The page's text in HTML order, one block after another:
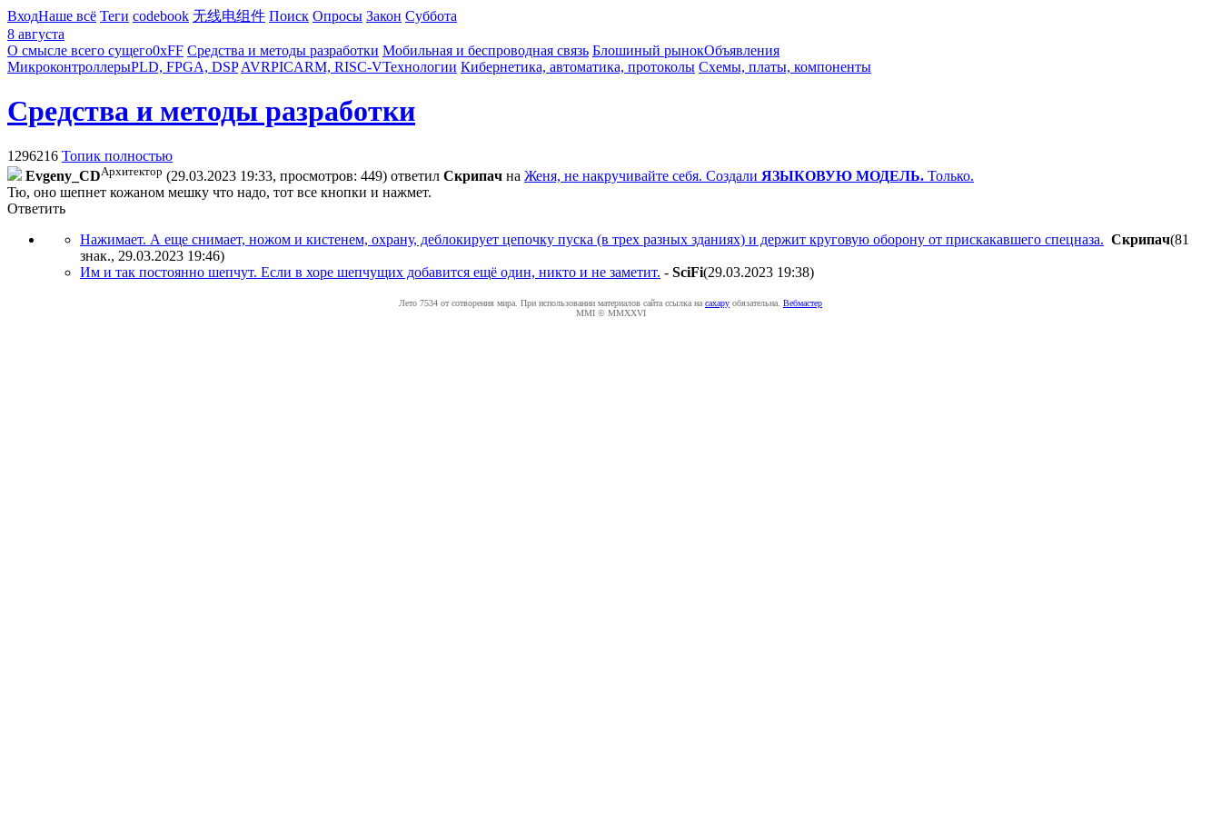
ВходНаше всё Теги codebook 无线电组件 Поиск Опросы Закон Суббота
8 августа
О смысле всего сущего0xFF Средства и методы разработки Мобильная и беспроводная связь Блошиный рынокОбъявления
МикроконтроллерыPLD, FPGA, DSP AVRPICARM, RISC-VТехнологии Кибернетика, автоматика, протоколы Схемы, платы, компоненты
Средства и методы разработки
1296216 Топик полностью
Evgeny_CDАрхитектор (29.03.2023 19:33, просмотров: 449) ответил Cкpипaч на Женя, не накручивайте себя. Создали ЯЗЫКОВУЮ МОДЕЛЬ. Только.
Тю, оно шепнет кожаном мешку что надо, тот все кнопки и нажмет.
Ответить
Нажимает. А еще снимает, ножом и кистенем, охрану, деблокирует цепочку пуска (в трех разных зданиях) и держит круговую оборону от прискакавшего спецназа. Cкpипaч(81
знак., 29.03.2023 19:46)
Им и так постоянно шепчут. Если в хоре шепчущих добавится ещё один, никто и не заметит. - SciFi(29.03.2023 19:38)
Лето 7534 от сотворения мира. При использовании материалов сайта ссылка на caxapу обязательна. Вебмастер
MMI © MMXXVI